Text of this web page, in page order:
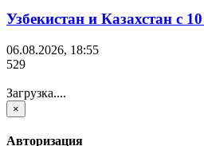
Узбекистан и Казахстан с
06.08.2026, 18:55
529
Загрузка....
×
Авторизация